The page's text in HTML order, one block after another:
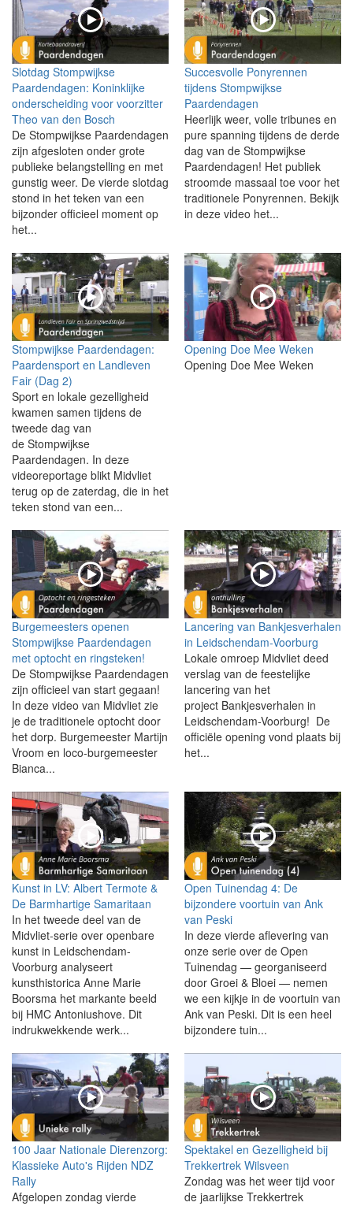
Slotdag Stompwijkse
Paardendagen: Koninklijke
onderscheiding voor voorzitter
Theo van den Bosch
De Stompwijkse Paardendagen
zijn afgesloten onder grote
publieke belangstelling en met
gunstig weer. De vierde slotdag
stond in het teken van een
bijzonder officieel moment op
het...
Succesvolle Ponyrennen
tijdens Stompwijkse
Paardendagen
Heerlijk weer, volle tribunes en
pure spanning tijdens de derde
dag van de Stompwijkse
Paardendagen! Het publiek
stroomde massaal toe voor het
traditionele Ponyrennen. Bekijk
in deze video het...
Stompwijkse Paardendagen:
Paardensport en Landleven
Fair (Dag 2)
Sport en lokale gezelligheid
kwamen samen tijdens de
tweede dag van
de Stompwijkse
Paardendagen. In deze
videoreportage blikt Midvliet
terug op de zaterdag, die in het
teken stond van een...
Opening Doe Mee Weken
Opening Doe Mee Weken
Burgemeesters openen
Stompwijkse Paardendagen
met optocht en ringsteken!
De Stompwijkse Paardendagen
zijn officieel van start gegaan!
In deze video van Midvliet zie
je de traditionele optocht door
het dorp. Burgemeester Martijn
Vroom en loco-burgemeester
Bianca...
Lancering van Bankjesverhalen
in Leidschendam-Voorburg
Lokale omroep Midvliet deed
verslag van de feestelijke
lancering van het
project Bankjesverhalen in
Leidschendam-Voorburg! De
officiële opening vond plaats bij
het...
Kunst in LV: Albert Termote &
De Barmhartige Samaritaan
In het tweede deel van de
Midvliet-serie over openbare
kunst in Leidschendam-
Voorburg analyseert
kunsthistorica Anne Marie
Boorsma het markante beeld
bij HMC Antoniushove. Dit
indrukwekkende werk...
Open Tuinendag 4: De
bijzondere voortuin van Ank
van Peski
In deze vierde aflevering van
onze serie over de Open
Tuinendag — georganiseerd
door Groei & Bloei — nemen
we een kijkje in de voortuin van
Ank van Peski. Dit is een heel
bijzondere tuin...
100 Jaar Nationale Dierenzorg:
Klassieke Auto's Rijden NDZ
Rally
Afgelopen zondag vierde
Spektakel en Gezelligheid bij
Trekkertrek Wilsveen
Zondag was het weer tijd voor
de jaarlijkse Trekkertrek